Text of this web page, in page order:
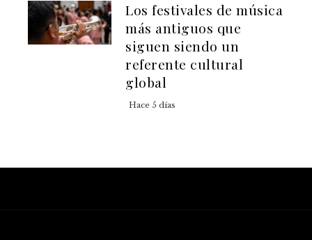
Los festivales de música
más antiguos que
siguen siendo un
referente cultural
global
Hace 5 días